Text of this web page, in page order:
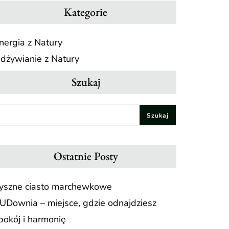
Kategorie
z Natury
z Natury
Szukaj
Szukaj
Ostatnie Posty
ciasto marchewkowe
– miejsce, gdzie odnajdziesz
i harmonię